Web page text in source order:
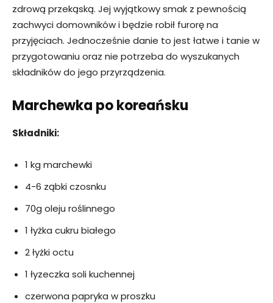
zdrową przekąską. Jej wyjątkowy smak z pewnością
zachwyci domowników i będzie robił furorę na
przyjęciach. Jednocześnie danie to jest łatwe i tanie w
przygotowaniu oraz nie potrzeba do wyszukanych
składników do jego przyrządzenia.
Marchewka po koreańsku
Składniki:
1 kg marchewki
4-6 ząbki czosnku
70g oleju roślinnego
1 łyżka cukru białego
2 łyżki octu
1 łyzeczka soli kuchennej
czerwona papryka w proszku